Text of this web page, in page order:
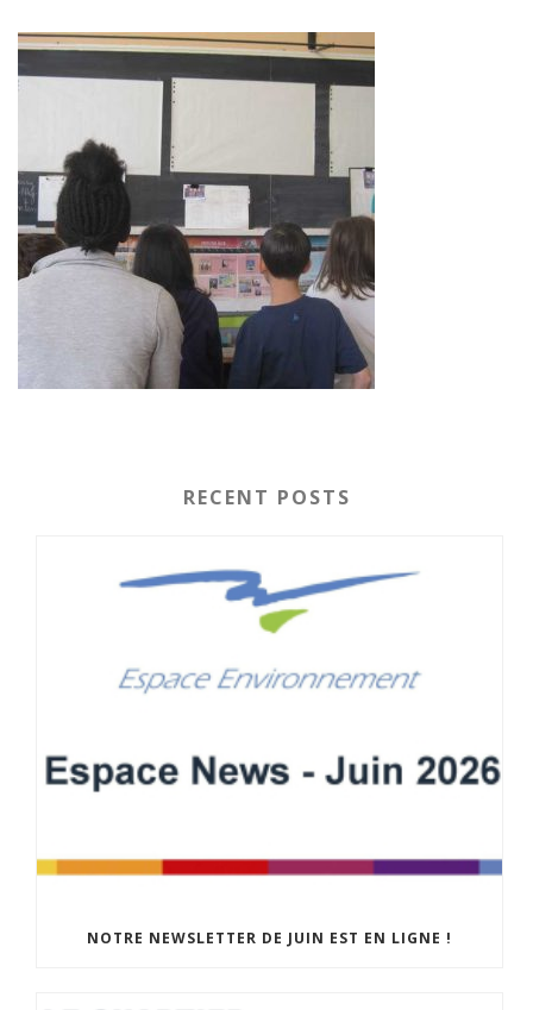
RECENT POSTS
NOTRE NEWSLETTER DE JUIN EST EN LIGNE !